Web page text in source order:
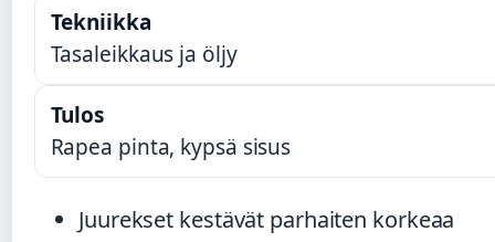
Tekniikka
Tasaleikkaus ja öljy
Tulos
Rapea pinta, kypsä sisus
Juurekset kestävät parhaiten korkeaa